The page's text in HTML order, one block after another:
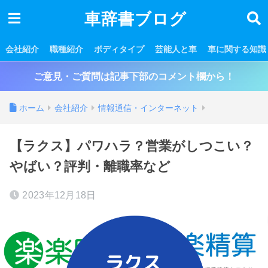
車辞書ブログ
会社紹介 職種紹介 ボディタイプ 芸能人と車 車に関する知識
ご意見・ご質問は記事下部のコメント欄から！
ホーム 会社紹介 情報通信・インターネット
【ラクス】パワハラ？営業がしつこい？
やばい？評判・離職率など
2023年12月18日